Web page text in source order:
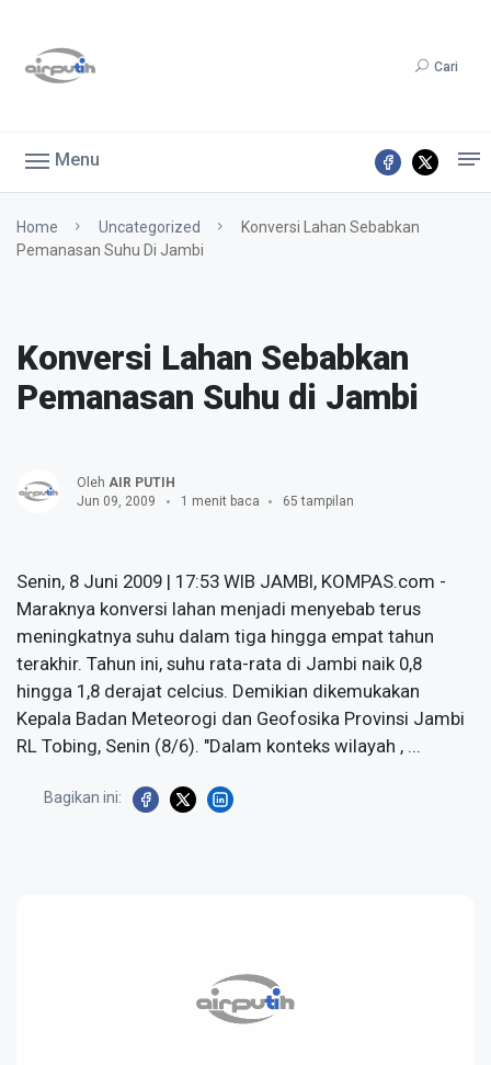
Cari
Menu
Home Uncategorized
Konversi Lahan Sebabkan
Pemanasan Suhu Di Jambi
Konversi Lahan Sebabkan
Pemanasan Suhu di Jambi
Oleh AIR PUTIH
Jun 09, 2009
1 menit baca 65 tampilan
Senin, 8 Juni 2009 | 17:53 WIB JAMBI, KOMPAS.com -
Maraknya konversi lahan menjadi menyebab terus
meningkatnya suhu dalam tiga hingga empat tahun
terakhir. Tahun ini, suhu rata-rata di Jambi naik 0,8
hingga 1,8 derajat celcius. Demikian dikemukakan
Kepala Badan Meteorogi dan Geofosika Provinsi Jambi
RL Tobing, Senin (8/6). "Dalam konteks wilayah , ...
Bagikan ini: